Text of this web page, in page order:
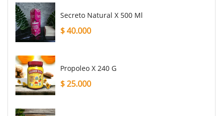
Secreto Natural X 500 Ml
$40.000
Propoleo X 240 G
$25.000